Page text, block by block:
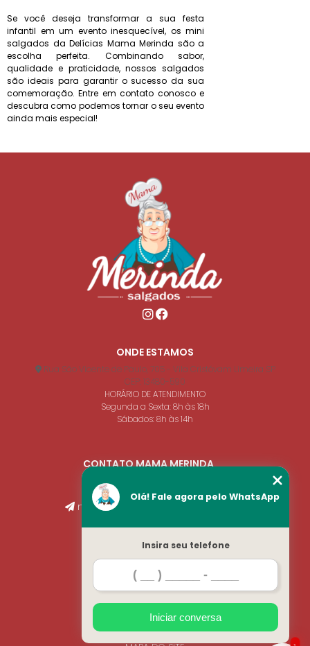
Se você deseja transformar a sua festa
infantil em um evento inesquecível, os mini
salgados da Delícias Mama Merinda são a
escolha perfeita. Combinando sabor,
qualidade e praticidade, nossos salgados
são ideais para garantir o sucesso da sua
comemoração. Entre em contato conosco e
descubra como podemos tornar o seu evento
ainda mais especial!
ONDE ESTAMOS
Rua São Vicente de Paulo, 705 - Vila Cristóvam Limeira SP
CEP: 13480-590
HORÁRIO DE ATENDIMENTO
Segunda a Sexta: 8h às 18h
Sábados: 8h às 14h
CONTATO MAMA MERINDA
(19) 99666-3819
merindasalgados@gmail.com
MENU
HOME
SOBRE NÓS
BLOG
INFORMAÇÕES
CONTATO
Olá! Fale agora pelo WhatsApp
Insira seu telefone
Iniciar conversa